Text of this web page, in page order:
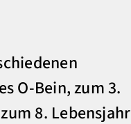
O-Bein, zum 3.
8. Lebensjahr